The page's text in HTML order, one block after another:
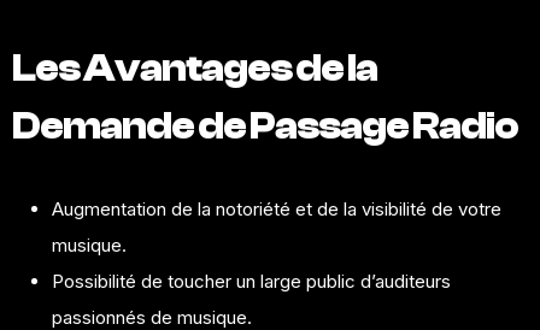
Les Avantages de la
Demande de Passage Radio
Augmentation de la notoriété et de la visibilité de votre
musique.
Possibilité de toucher un large public d’auditeurs
passionnés de musique.